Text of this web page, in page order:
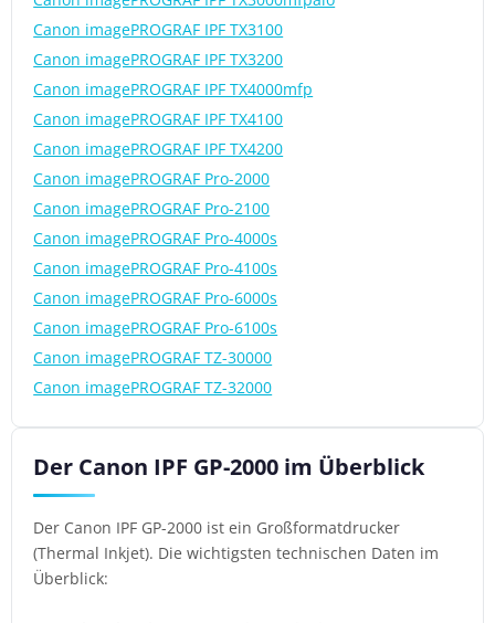
Canon imagePROGRAF IPF TX3100
Canon imagePROGRAF IPF TX3200
Canon imagePROGRAF IPF TX4000mfp
Canon imagePROGRAF IPF TX4100
Canon imagePROGRAF IPF TX4200
Canon imagePROGRAF Pro-2000
Canon imagePROGRAF Pro-2100
Canon imagePROGRAF Pro-4000s
Canon imagePROGRAF Pro-4100s
Canon imagePROGRAF Pro-6000s
Canon imagePROGRAF Pro-6100s
Canon imagePROGRAF TZ-30000
Canon imagePROGRAF TZ-32000
Der Canon IPF GP-2000 im Überblick
Der Canon IPF GP-2000 ist ein Großformatdrucker
(Thermal Inkjet). Die wichtigsten technischen Daten im
Überblick: